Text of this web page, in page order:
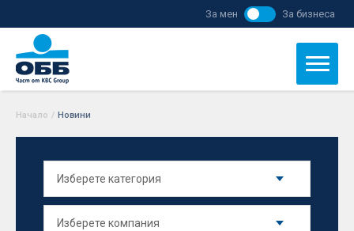
За мен За бизнеса
Начало / Новини